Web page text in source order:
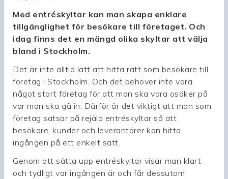
Med entréskyltar kan man skapa enklare
tillgänglighet för besökare till företaget. Och
idag finns det en mängd olika skyltar att välja
bland i Stockholm.
Det är inte alltid lätt att hitta rätt som besökare till
företag i Stockholm. Och det behöver inte vara
något stort företag för att man ska vara osäker på
var man ska gå in. Därför är det viktigt att man som
företag satsar på rejäla entréskyltar så att
besökare, kunder och leverantörer kan hitta
ingången på ett enkelt sätt.
Genom att sätta upp entréskyltar visar man klart
och tydligt var ingången är och får dessutom